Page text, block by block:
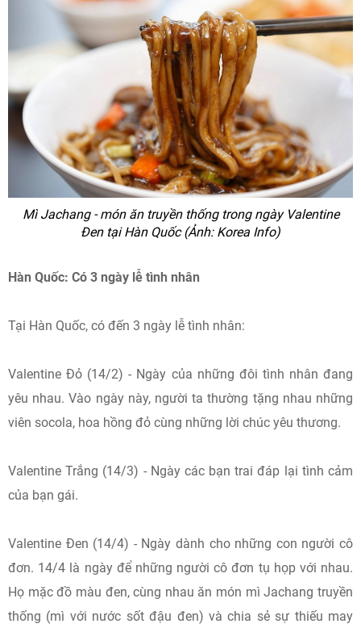
Mì Jachang - món ăn truyền thống trong ngày Valentine
Đen tại Hàn Quốc (Ảnh: Korea Info)
Hàn Quốc: Có 3 ngày lễ tình nhân
Tại Hàn Quốc, có đến 3 ngày lễ tình nhân:
Valentine Đỏ (14/2) - Ngày của những đôi tình nhân đang
yêu nhau. Vào ngày này, người ta thường tặng nhau những
viên socola, hoa hồng đỏ cùng những lời chúc yêu thương.
Valentine Trắng (14/3) - Ngày các bạn trai đáp lại tình cảm
của bạn gái.
Valentine Đen (14/4) - Ngày dành cho những con người cô
đơn. 14/4 là ngày để những người cô đơn tụ họp với nhau.
Họ mặc đồ màu đen, cùng nhau ăn món mì Jachang truyền
thống (mì với nước sốt đậu đen) và chia sẻ sự thiếu may